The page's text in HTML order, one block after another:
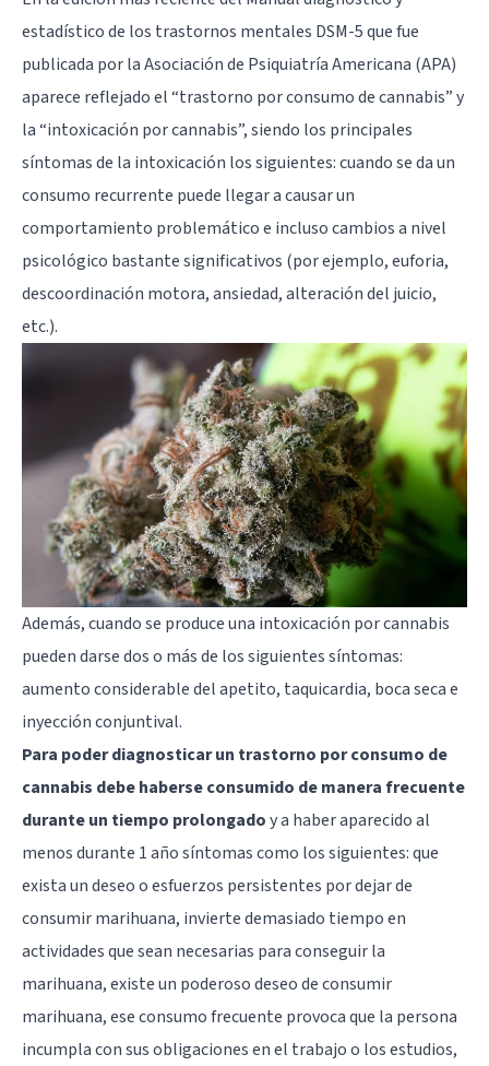
estadístico de los trastornos mentales DSM-5 que fue
publicada por la Asociación de Psiquiatría Americana (APA)
aparece reflejado el “trastorno por consumo de cannabis” y
la “intoxicación por cannabis”, siendo los principales
síntomas de la intoxicación los siguientes: cuando se da un
consumo recurrente puede llegar a causar un
comportamiento problemático e incluso cambios a nivel
psicológico bastante significativos (por ejemplo, euforia,
descoordinación motora, ansiedad, alteración del juicio,
etc.).
Además, cuando se produce una intoxicación por cannabis
pueden darse dos o más de los siguientes síntomas:
aumento considerable del apetito, taquicardia, boca seca e
inyección conjuntival.
Para poder diagnosticar un trastorno por consumo de
cannabis debe haberse consumido de manera frecuente
durante un tiempo prolongadoy a haber aparecido al
menos durante 1 año síntomas como los siguientes: que
exista un deseo o esfuerzos persistentes por dejar de
consumir marihuana, invierte demasiado tiempo en
actividades que sean necesarias para conseguir la
marihuana, existe un poderoso deseo de consumir
marihuana, ese consumo frecuente provoca que la persona
incumpla con sus obligaciones en el trabajo o los estudios,